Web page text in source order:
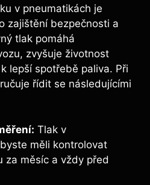
v pneumatikách je
zajištění bezpečnosti a
tlak pomáhá
zvyšuje životnost
lepší spotřebě paliva. Při
řídit se následujícími
Tlak v
měli kontrolovat
za měsíc a vždy před